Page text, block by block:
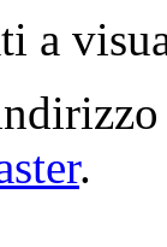
a
.